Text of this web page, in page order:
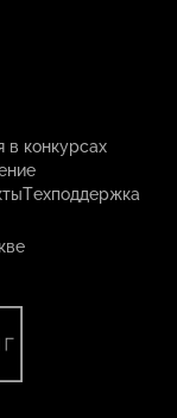
в конкурсах
Техподдержка